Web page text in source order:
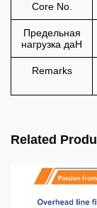
Core No.
Предельная
нагрузка даН
Remarks
Related